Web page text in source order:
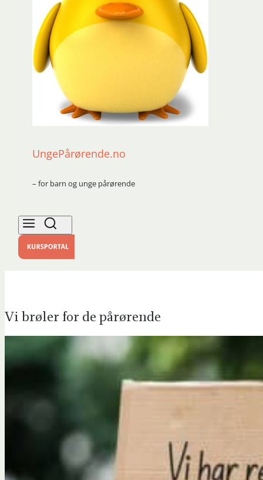
UngePårørende.no
– for barn og unge pårørende
Vi brøler for de pårørende